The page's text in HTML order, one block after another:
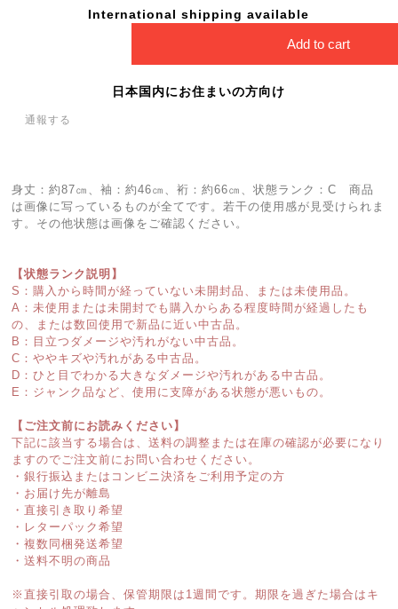
International shipping available
Add to cart
日本国内にお住まいの方向け
通報する
身丈：約87㎝、袖：約46㎝、裄：約66㎝、状態ランク：C 商品
は画像に写っているものが全てです。若干の使用感が見受けられま
す。その他状態は画像をご確認ください。
【状態ランク説明】
S：購入から時間が経っていない未開封品、または未使用品。
A：未使用または未開封でも購入からある程度時間が経過したも
の、または数回使用で新品に近い中古品。
B：目立つダメージや汚れがない中古品。
C：ややキズや汚れがある中古品。
D：ひと目でわかる大きなダメージや汚れがある中古品。
E：ジャンク品など、使用に支障がある状態が悪いもの。
【ご注文前にお読みください】
下記に該当する場合は、送料の調整または在庫の確認が必要になり
ますのでご注文前にお問い合わせください。
・銀行振込またはコンビニ決済をご利用予定の方
・お届け先が離島
・直接引き取り希望
・レターパック希望
・複数同梱発送希望
・送料不明の商品
※直接引取の場合、保管期限は1週間です。期限を過ぎた場合はキ